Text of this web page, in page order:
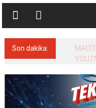
Son dakika: